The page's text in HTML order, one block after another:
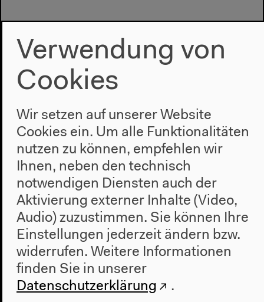
Programm
2022
Das Neue Alphabet
Das Anthropozän am HKW
Haus
Über uns
Architektur
Geschichte
Verwendung von
Cookies
Wir setzen auf unserer Website
Cookies ein. Um alle Funktionalitäten
nutzen zu können, empfehlen wir
Ihnen, neben den technisch
notwendigen Diensten auch der
Aktivierung externer Inhalte (Video,
Audio) zuzustimmen. Sie können Ihre
Einstellungen jederzeit ändern bzw.
widerrufen. Weitere Informationen
finden Sie in unserer
Datenschutzerklärung
.